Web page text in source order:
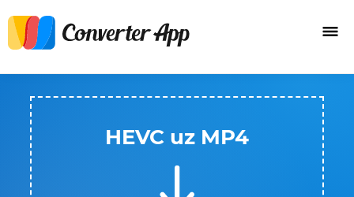
HEVC uz MP4